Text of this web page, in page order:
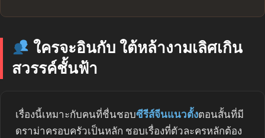
ใครจะอินกับ ใต้หล้างามเลิศเกิน
สวรรค์ชั้นฟ้า
เรื่องนี้เหมาะกับคนที่ชื่นชอบซีรีส์จีนแนวตั้งตอนสั้นที่มี
ดราม่าครอบครัวเป็นหลัก ชอบเรื่องที่ตัวละครหลักต้อง